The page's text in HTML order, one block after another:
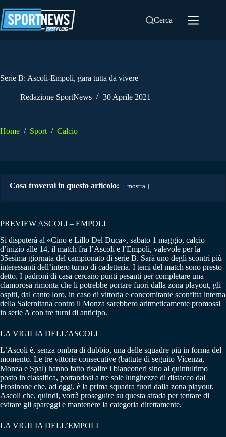
al
contenuto
Cerca
Serie B: Ascoli-Empoli, gara tutta da vivere
Redazione SportNews 30 Aprile 2021
Home / Sport / Calcio
Cosa troverai in questo articolo: mostra
PREVIEW ASCOLI – EMPOLI
Si disputerà al «Cino e Lillo Del Duca», sabato 1 maggio, calcio
d’inizio alle 14, il match fra l’Ascoli e l’Empoli, valevole per la
35esima giornata del campionato di serie B. Sarà uno degli scontri più
interessanti dell’intero turno di cadetteria. I temi del match sono presto
detto. I padroni di casa cercano punti pesanti per completare una
clamorosa rimonta che li potrebbe portare fuori dalla zona playout, gli
ospiti, dal canto loro, in caso di vittoria e concomitante sconfitta interna
della Salernitana contro il Monza sarebbero aritmeticamente promossi
in serie A con tre turni di anticipo.
LA VIGILIA DELL’ASCOLI
L’Ascoli è, senza ombra di dubbio, una delle squadre più in forma del
momento. Le tre vittorie consecutive (battute di seguito Vicenza,
Monza e Spal) hanno fatto risalire i bianconeri sino al quintultimo
posto in classifica, portandosi a tre sole lunghezze di distacco dal
Frosinone che, ad oggi, è la prima squadra fuori dalla zona playout.
Ascoli che, quindi, vorrà proseguire su questa strada per tentare di
evitare gli spareggi e mantenere la categoria direttamente.
LA VIGILIA DELL’EMPOLI